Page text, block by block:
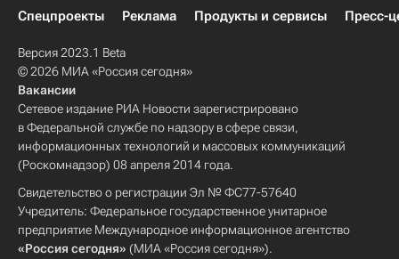
Спецпроекты
Реклама Продукты и сервисы Пресс-
Версия 2023.1 Beta
© 2026 МИА «Россия сегодня»
Вакансии
Сетевое издание РИА Новости зарегистрировано
в Федеральной службе по надзору в сфере связи,
информационных технологий и массовых коммуникаций
(Роскомнадзор) 08 апреля 2014 года.
Свидетельство о регистрации Эл № ФС77-57640
Учредитель: Федеральное государственное унитарное
предприятие Международное информационное агентство
«Россия сегодня» (МИА «Россия сегодня»).